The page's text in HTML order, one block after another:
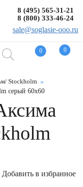
0 0
8 (495) 565-31-21
8 (800) 333-46-24
sale@soglasie-ooo.ru
Stockholm
серый 60x60
Добавить в избранное